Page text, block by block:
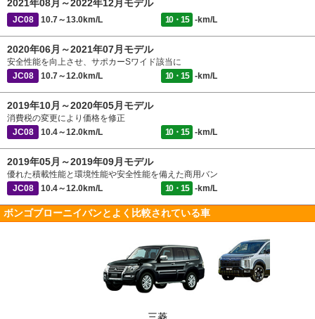
2021年08月～2022年12月モデル
JC08 10.7～13.0km/L 10・15 -km/L
2020年06月～2021年07月モデル
安全性能を向上させ、サポカーSワイド該当に
JC08
10.7～12.0km/L 10・15 -km/L
2019年10月～2020年05月モデル
消費税の変更により価格を修正
JC08
10.4～12.0km/L 10・15 -km/L
2019年05月～2019年09月モデル
優れた積載性能と環境性能や安全性能を備えた商用バン
JC08
10.4～12.0km/L 10・15 -km/L
ボンゴブローニイバンとよく比較されている車
三菱